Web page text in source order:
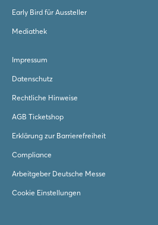
Early Bird für Aussteller
Mediathek
Impressum
Datenschutz
Rechtliche Hinweise
AGB Ticketshop
Erklärung zur Barrierefreiheit
Compliance
Arbeitgeber Deutsche Messe
Cookie Einstellungen